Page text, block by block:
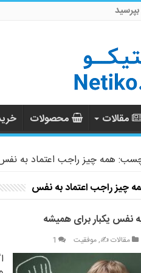
مقالات محصولات
همه چیز راجب اعتماد به
چیز راجب اعتماد به نفس
نفس یکبار برای همیشه
مقالات ✍️,موفقیت 1